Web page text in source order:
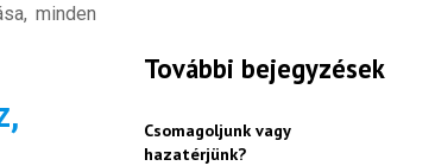
minden
További bejegyzések
Csomagoljunk vagy
hazatérjünk?